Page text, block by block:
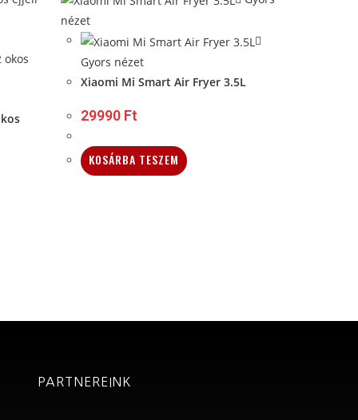
nézet
Gyors nézet
Xiaomi Mi Smart Air Fryer 3.5L
29990 Ft
KOSÁRBA TESZEM
PARTNEREINK